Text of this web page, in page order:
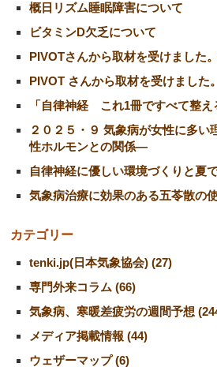
概日リズム睡眠障害について
ビタミンD欠乏について
PIVOTさんから取材を受けました
PIVOT さんから取材を受けました
「自律神経 これ1冊ですべて整
２０２５・９ 気象病が女性に多
性ホルモンとの関係―
自律神経に優しい環境づくりと夏
気象病治療に効果のある五苓散の
カテゴリー
tenki.jp(日本気象協会) (27)
専門外来コラム (66)
気象病、寒暖差疲労の週間予想
メディア掲載情報 (44)
ウェザーマップ (6)